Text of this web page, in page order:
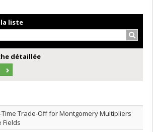
la liste
détaillée
en ordre décroissant
par titre en ordre décroissant
Time Trade-Off for Montgomery Multipliers
Fields